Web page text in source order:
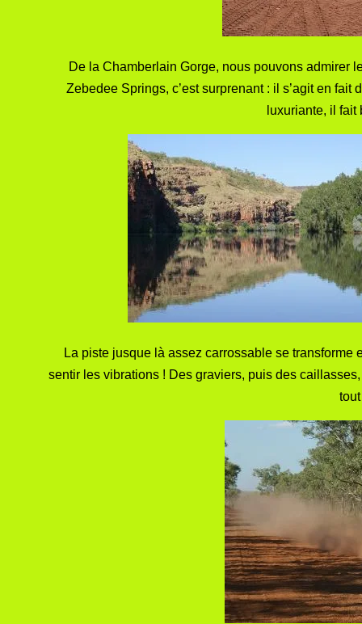
De la Chamberlain Gorge, nous pouvons admirer
Zebedee Springs, c’est surprenant : il s’agit en
luxuriante, il
La piste jusque là assez carrossable se transforme
sentir les vibrations ! Des graviers, puis des